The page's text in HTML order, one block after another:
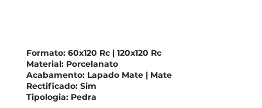
Formato:60x120 Rc | 120x120 Rc
Material:Porcelanato
Acabamento:Lapado Mate | Mate
Rectificado:Sim
Tipologia:Pedra